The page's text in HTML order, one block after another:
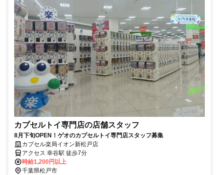
カプセルトイ専門店の店舗スタッフ
8月下旬OPEN！ゲオのカプセルトイ専門店スタッフ募集
カプセル楽局イオン新松戸店
アクセス 幸谷駅 徒歩7分
時給1,200円以上
千葉県松戸市